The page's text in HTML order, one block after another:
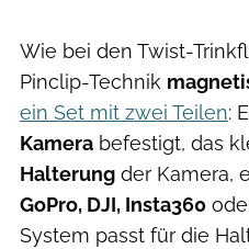
Wie bei den Twist-
Pinclip-Technik
ein Set mit zwei Teilen:
Kamera befestigt, das
Halterung der Kamera,
GoPro, DJI, Insta360
System passt für die